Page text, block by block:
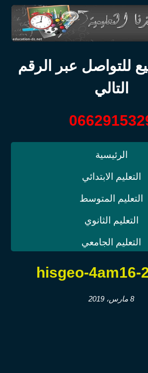
للتواصل عبر الرقم
التالي
الرئيسية
التعليم الابتدائي
التعليم المتوسط
التعليم الثانوي
التعليم الجامعي
hisgeo-4am16-
8 مارس، 2019